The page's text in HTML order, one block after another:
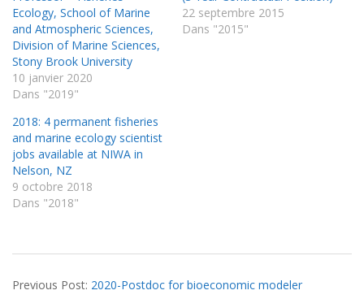
Ecology, School of Marine
and Atmospheric Sciences,
Division of Marine Sciences,
Stony Brook University
10 janvier 2020
Dans "2019"
22 septembre 2015
Dans "2015"
2018: 4 permanent fisheries
and marine ecology scientist
jobs available at NIWA in
Nelson, NZ
9 octobre 2018
Dans "2018"
09-
Previous Post: 2020-Postdoc for bioeconomic modeler